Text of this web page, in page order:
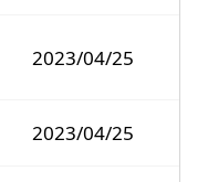
2023/04/25
2023/04/25